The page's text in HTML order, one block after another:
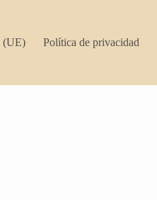
(UE) Política de privacidad